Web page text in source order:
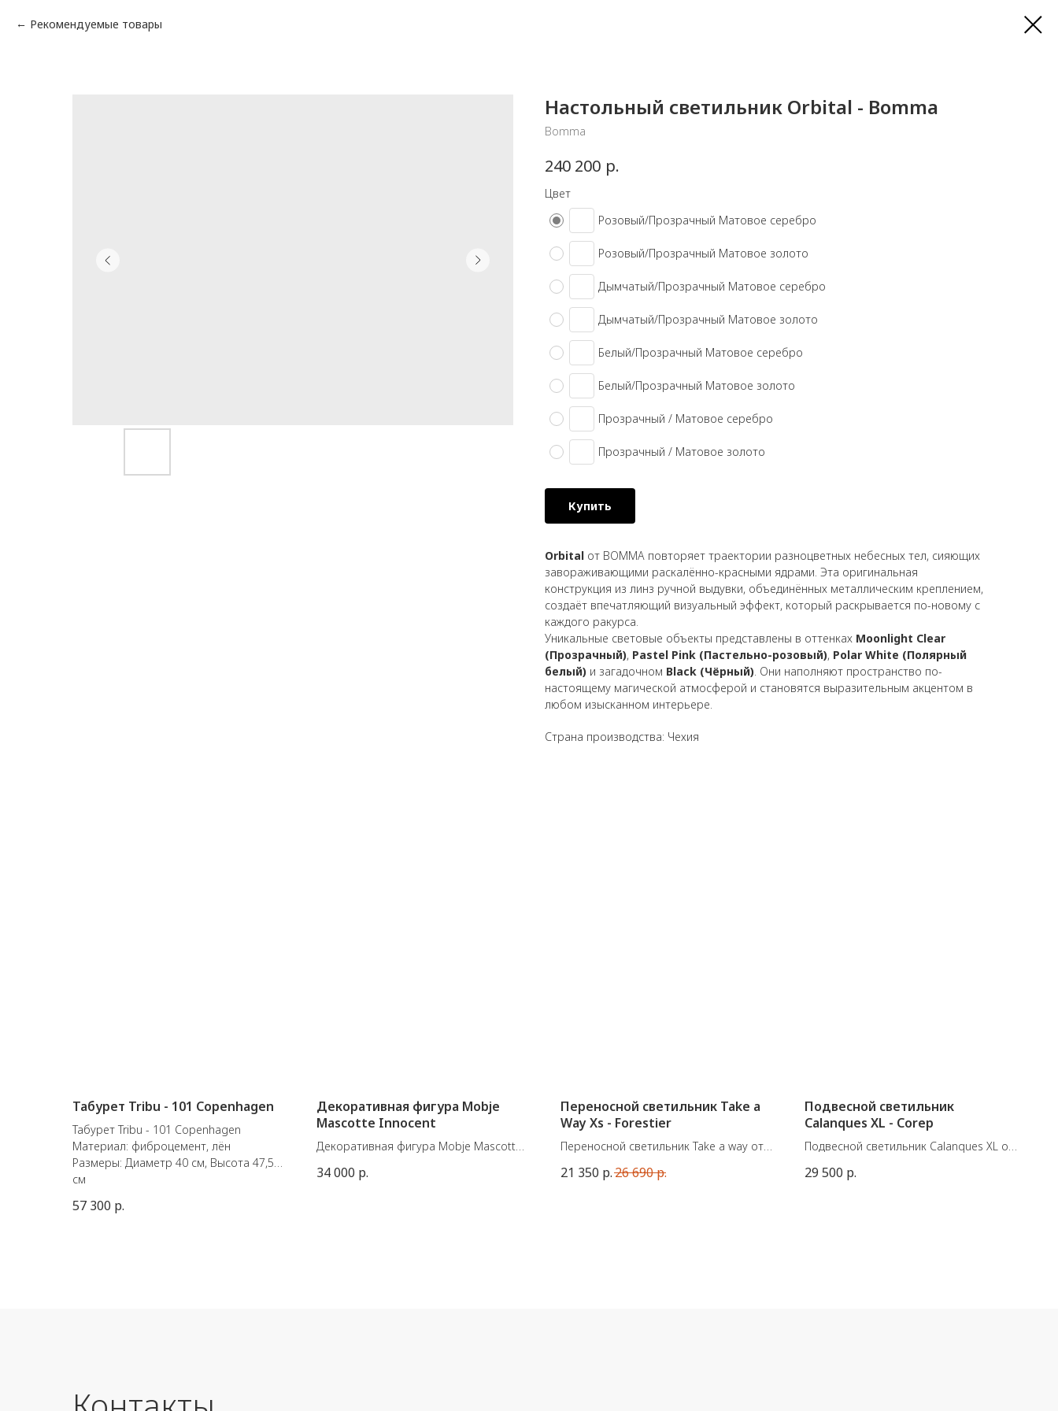
Рекомендуемые товары
Настольный светильник Orbital - Bomma
Bomma
240 200 р.
Цвет
Розовый/Прозрачный Матовое серебро
Розовый/Прозрачный Матовое золото
Дымчатый/Прозрачный Матовое серебро
Дымчатый/Прозрачный Матовое золото
Белый/Прозрачный Матовое серебро
Белый/Прозрачный Матовое золото
Прозрачный / Матовое серебро
Прозрачный / Матовое золото
Купить
Orbital от BOMMA повторяет траектории разноцветных небесных тел, сияющих
завораживающими раскалённо-красными ядрами. Эта оригинальная
конструкция из линз ручной выдувки, объединённых металлическим креплением,
создаёт впечатляющий визуальный эффект, который раскрывается по-новому с
каждого ракурса.
Уникальные световые объекты представлены в оттенках Moonlight Clear
(Прозрачный), Pastel Pink (Пастельно-розовый), Polar White (Полярный
белый) и загадочном Black (Чёрный) . Они наполняют пространство по-
настоящему магической атмосферой и становятся выразительным акцентом в
любом изысканном интерьере.
Страна производства: Чехия
Табурет Tribu - 101 Copenhagen
Табурет Tribu - 101 Copenhagen
Материал: фиброцемент, лён
Размеры: Диаметр 40 см, Высота 47,5
см
57 300 р.
Декоративная фигура Mobje
Mascotte Innocent
Декоративная фигура Mobje Mascotte
начиналась с производства шляп. А
34 000 р.
Переносной светильник Take a
Way Xs - Forestier
Переносной светильник Take a way от
Подходит для использования на улице.
21 350 р.26 690р.
Подвесной светильник
Calanques XL - Corep
Подвесной светильник Calanques XL от
Материал: металл, ротанг
29 500 р.